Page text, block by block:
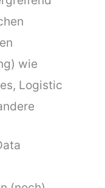
wie
Logistic